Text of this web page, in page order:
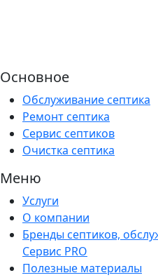
Основное
Обслуживание септика
Ремонт септика
Сервис септиков
Очистка септика
Меню
Услуги
О компании
Бренды септиков,
Сервис PRO
Полезные материалы